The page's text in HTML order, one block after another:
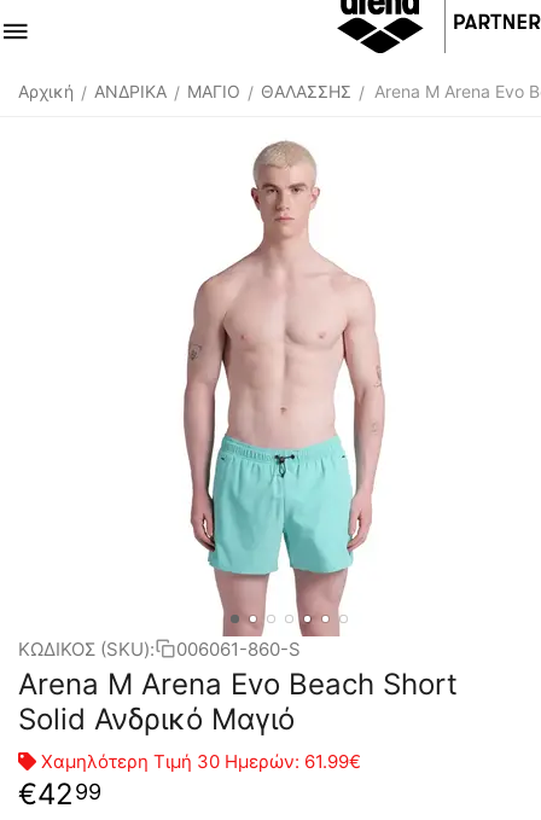
Αρχική / ΑΝΔΡΙΚΑ / ΜΑΓΙΟ / ΘΑΛΑΣΣΗΣ / Arena M Arena Evo
ΚΩΔΙΚΟΣ (SKU): 006061-860-S
Arena M Arena Evo Beach Short
Solid Ανδρικό Μαγιό
Χαμηλότερη Τιμή 30 Ημερών: 61.99€
€4299